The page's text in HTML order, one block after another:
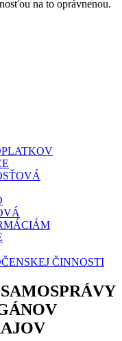
na to oprávnenou.
ČINNOSTI